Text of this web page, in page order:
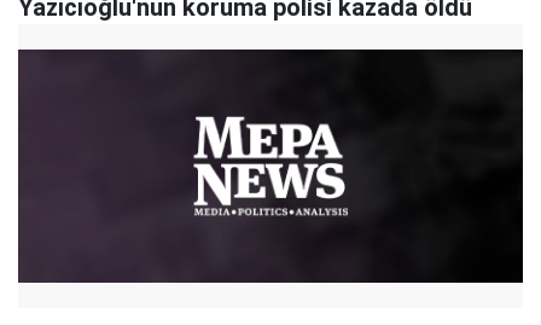
Yazıcıoğlu'nun koruma polisi kazada öldü